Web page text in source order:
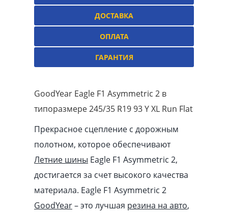
ДОСТАВКА
ОПЛАТА
ГАРАНТИЯ
GoodYear Eagle F1 Asymmetric 2 в
типоразмере 245/35 R19 93 Y XL Run Flat
Прекрасное сцепление с дорожным
полотном, которое обеспечивают
Летние шины Eagle F1 Asymmetric 2,
достигается за счет высокого качества
материала. Eagle F1 Asymmetric 2
GoodYear– это лучшая резина на авто,